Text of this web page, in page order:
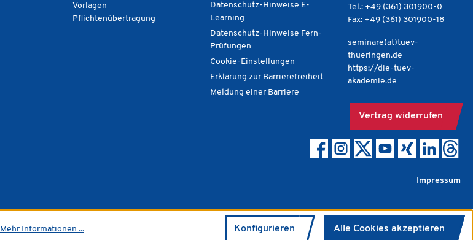
Vorlagen
Pflichtenübertragung
Datenschutz-Hinweise E-
Learning
Datenschutz-Hinweise Fern-
Prüfungen
Cookie-Einstellungen
Erklärung zur Barrierefreiheit
Meldung einer Barriere
Tel.: +49 (361) 301900-0
Fax: +49 (361) 301900-18
seminare(at)tuev-
thueringen.de
https://die-tuev-
akademie.de
Vertrag widerrufen
Impressum
Mehr Informationen ... Konfigurieren Alle Cookies akzeptieren